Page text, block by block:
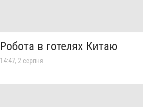
Робота в готелях Китаю
14:47, 2 серпня